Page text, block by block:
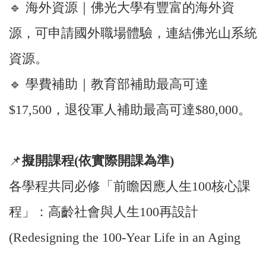
🔹 海外資源｜佛光大學有豐富的海外資
源，可申請國外職場體驗，連結佛光山系統
資源。
🔹 學費補助｜教育部補助最高可達
$17,500，退役軍人補助最高可達$80,000。
📌擬開課程(依實際開課為準)
各學程共同必修「前瞻因應人生100核心課
程」：高齡社會與人生100再設計
(Redesigning the 100-Year Life in an Aging